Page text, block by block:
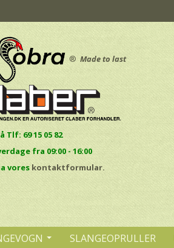
® Made to last
Tlf: 69 15 05 82
fra 09:00 - 16:00
vores kontaktformular.
SLANGEOPRULLER